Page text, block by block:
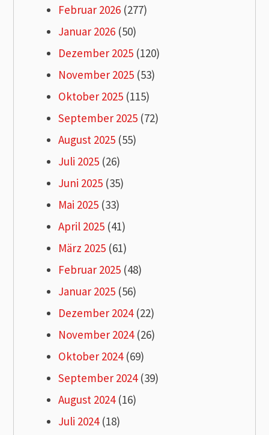
Februar 2026 (277)
Januar 2026 (50)
Dezember 2025 (120)
November 2025 (53)
Oktober 2025 (115)
September 2025 (72)
August 2025 (55)
Juli 2025 (26)
Juni 2025 (35)
Mai 2025 (33)
April 2025 (41)
März 2025 (61)
Februar 2025 (48)
Januar 2025 (56)
Dezember 2024(22)
November 2024(26)
Oktober 2024(69)
September 2024(39)
August 2024(16)
Juli 2024(18)